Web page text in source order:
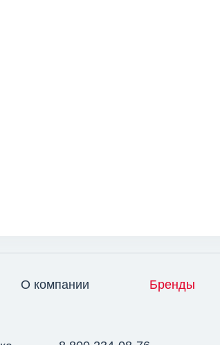
О компании Бренды